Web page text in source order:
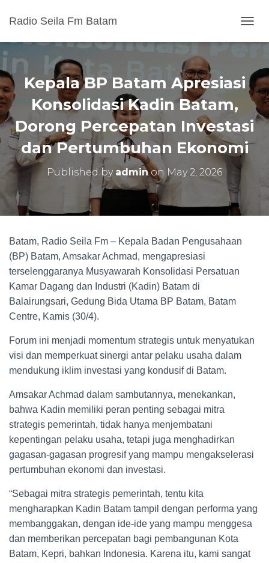
Radio Seila Fm Batam
O
L
E
N
V
I
G
A
Kepala BP Batam Apresiasi
Konsolidasi Kadin Batam,
Dorong Percepatan Investasi
dan Pertumbuhan Ekonomi
Published by adminon May 2, 2026
Batam, Radio Seila Fm – Kepala Badan Pengusahaan
(BP) Batam, Amsakar Achmad, mengapresiasi
terselenggaranya Musyawarah Konsolidasi Persatuan
Kamar Dagang dan Industri (Kadin) Batam di
Balairungsari, Gedung Bida Utama BP Batam, Batam
Centre, Kamis (30/4).
Forum ini menjadi momentum strategis untuk menyatukan
visi dan memperkuat sinergi antar pelaku usaha dalam
mendukung iklim investasi yang kondusif di Batam.
Amsakar Achmad dalam sambutannya, menekankan,
bahwa Kadin memiliki peran penting sebagai mitra
strategis pemerintah, tidak hanya menjembatani
kepentingan pelaku usaha, tetapi juga menghadirkan
gagasan-gagasan progresif yang mampu mengakselerasi
pertumbuhan ekonomi dan investasi.
“Sebagai mitra strategis pemerintah, tentu kita
mengharapkan Kadin Batam tampil dengan performa yang
membanggakan, dengan ide-ide yang mampu menggesa
dan memberikan percepatan bagi pembangunan Kota
Batam, Kepri, bahkan Indonesia. Karena itu, kami sangat